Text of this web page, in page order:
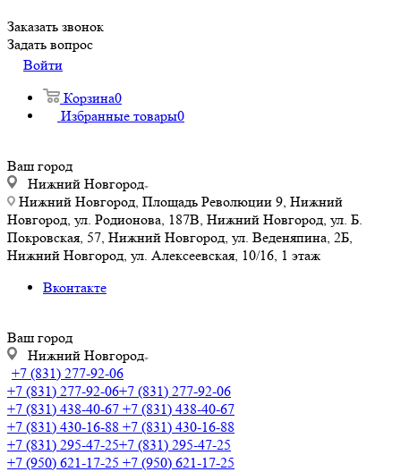
Заказать звонок
Задать вопрос
Войти
Корзина0
Избранные товары0
Ваш город
Нижний Новгород
Нижний Новгород, Площадь Революции 9, Нижний
Новгород, ул. Родионова, 187В, Нижний Новгород, ул. Б.
Покровская, 57, Нижний Новгород, ул. Веденяпина, 2Б,
Нижний Новгород, ул. Алексеевская, 10/16, 1 этаж
Вконтакте
Ваш город
Нижний Новгород
+7 (831) 277-92-06
+7 (831) 277-92-06+7 (831) 277-92-06
+7 (831) 438-40-67 +7 (831) 438-40-67
+7 (831) 430-16-88 +7 (831) 430-16-88
+7 (831) 295-47-25+7 (831) 295-47-25
+7 (950) 621-17-25 +7 (950) 621-17-25